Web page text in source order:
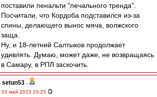
поставили пенальти "печального тренда".
Посчитали, что Кордоба подставился из-за
спины, делающего вынос мяча, волжского
заща.
Ну, и 18-летний Салтыков продолжает
удивлять. Думаю, может даже, не возвращаясь
в Самару, в РПЛ заскочить.
setun53 -
03 май 2023 20:25